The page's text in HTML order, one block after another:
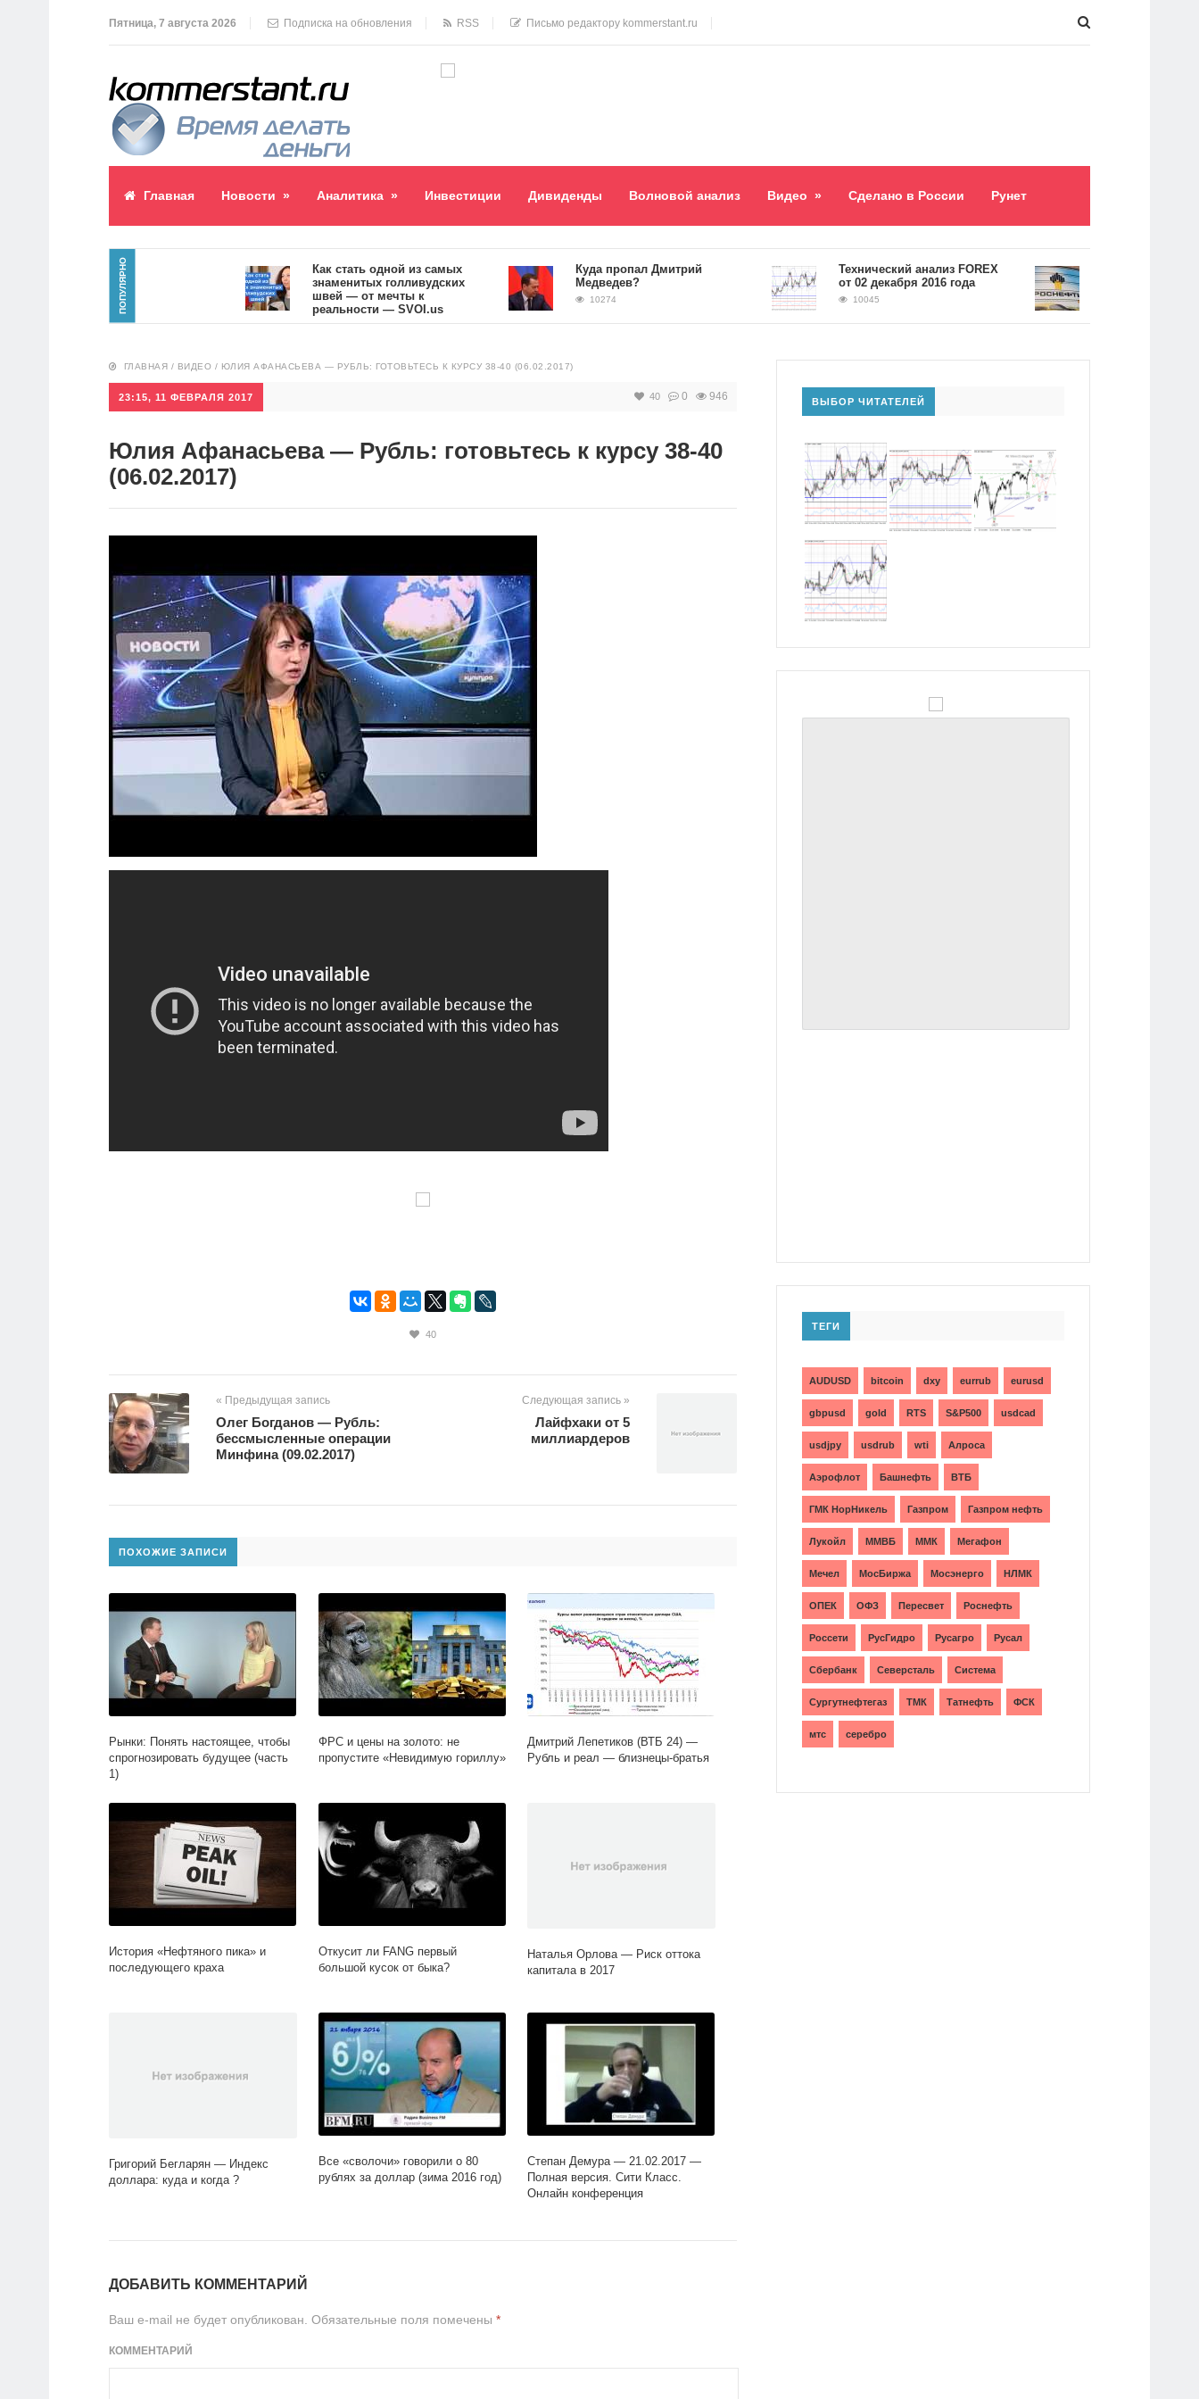
Пятница, 7 августа 2026 Подписка на обновления RSS Письмо редактору kommerstant.ru
Главная Новости » Аналитика » Инвестиции Дивиденды Волновой анализ Видео » Сделано в России Рунет
ПОПУЛЯРНО
Как стать одной из самых
знаменитых голливудских
швей — от мечты к
реальности — SVOI.us
10554
Куда пропал Дмитрий
Медведев?
10274
​Технический анализ FOREX
от 02 декабря 2016 года
10045
Долг «Роснефти»
5,2 триллиона рублей
ГЛАВНАЯ / ВИДЕО / ЮЛИЯ АФАНАСЬЕВА — РУБЛЬ: ГОТОВЬТЕСЬ К КУРСУ 38-40 (06.02.2017)
23:15, 11 ФЕВРАЛЯ 2017 40 0 946
Юлия Афанасьева — Рубль: готовьтесь к курсу 38-40
(06.02.2017)
40
« Предыдущая запись
Олег Богданов — Рубль:
бессмысленные операции
Минфина (09.02.2017)
Следующая запись »
Лайфхаки от 5
миллиардеров
ПОХОЖИЕ ЗАПИСИ
Рынки: Понять настоящее, чтобы
спрогнозировать будущее (часть
1)
ФРС и цены на золото: не
пропустите «Невидимую гориллу»
Дмитрий Лепетиков (ВТБ 24) —
Рубль и реал — близнецы-братья
История «Нефтяного пика» и
последующего краха
Откусит ли FANG первый
большой кусок от быка?
Наталья Орлова — Риск оттока
капитала в 2017
Григорий Бегларян — Индекс
доллара: куда и когда ?
Все «сволочи» говорили о 80
рублях за доллар (зима 2016 год)
Степан Демура — 21.02.2017 —
Полная версия. Сити Класс.
Онлайн конференция
ДОБАВИТЬ КОММЕНТАРИЙ
Ваш e-mail не будет опубликован. Обязательные поля помечены *
КОММЕНТАРИЙ
ВЫБОР ЧИТАТЕЛЕЙ
ТЕГИ
AUDUSD bitcoin dxy eurrub eurusd
gbpusd gold RTS S&P500 usdcad
usdjpy usdrub wti Алроса
Аэрофлот Башнефть ВТБ
ГМК НорНикель Газпром Газпром нефть
Лукойл ММВБ ММК Мегафон
Мечел МосБиржа Мосэнерго НЛМК
ОПЕК ОФЗ Пересвет Роснефть
Россети РусГидро Русагро Русал
Сбербанк Северсталь Система
Сургутнефтегаз ТМК Татнефть ФСК
мтс серебро